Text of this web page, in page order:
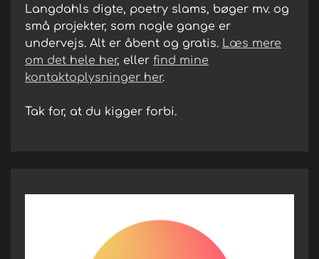
Langdahls digte, poetry slams, bøger mv. og
små projekter, som nogle gange er
undervejs. Alt er åbent og gratis. Læs mere
om det hele her, eller find mine
kontaktoplysninger her.
Tak for, at du kigger forbi.